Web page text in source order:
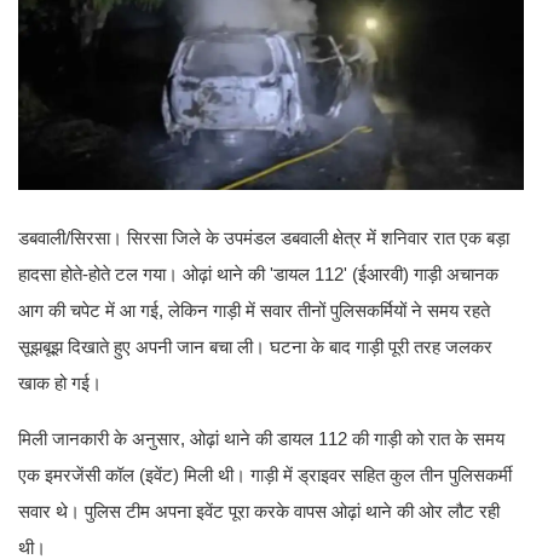
डबवाली/सिरसा। सिरसा जिले के उपमंडल डबवाली क्षेत्र में शनिवार रात एक बड़ा
हादसा होते-होते टल गया। ओढ़ां थाने की 'डायल 112' (ईआरवी) गाड़ी अचानक
आग की चपेट में आ गई, लेकिन गाड़ी में सवार तीनों पुलिसकर्मियों ने समय रहते
सूझबूझ दिखाते हुए अपनी जान बचा ली। घटना के बाद गाड़ी पूरी तरह जलकर
खाक हो गई।
मिली जानकारी के अनुसार, ओढ़ां थाने की डायल 112 की गाड़ी को रात के समय
एक इमरजेंसी कॉल (इवेंट) मिली थी। गाड़ी में ड्राइवर सहित कुल तीन पुलिसकर्मी
सवार थे। पुलिस टीम अपना इवेंट पूरा करके वापस ओढ़ां थाने की ओर लौट रही
थी।